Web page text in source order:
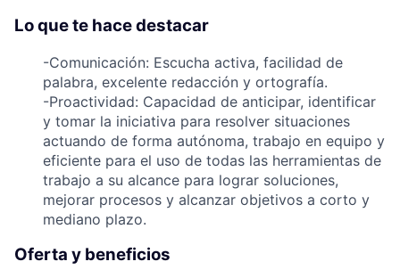
Lo que te hace destacar
-Comunicación: Escucha activa, facilidad de
palabra, excelente redacción y ortografía.
-Proactividad: Capacidad de anticipar, identificar
y tomar la iniciativa para resolver situaciones
actuando de forma autónoma, trabajo en equipo y
eficiente para el uso de todas las herramientas de
trabajo a su alcance para lograr soluciones,
mejorar procesos y alcanzar objetivos a corto y
mediano plazo.
Oferta y beneficios